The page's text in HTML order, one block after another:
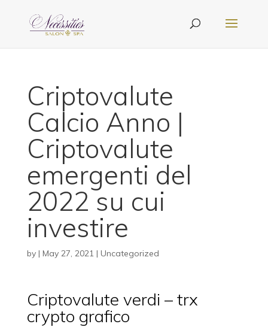
Criptovalute
Calcio Anno |
Criptovalute
emergenti del
2022 su cui
investire
by | May 27, 2021| Uncategorized
Criptovalute verdi – trx
crypto grafico